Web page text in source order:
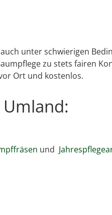
unter schwierigen
zu stets fairen
Ort und kostenlos.
und